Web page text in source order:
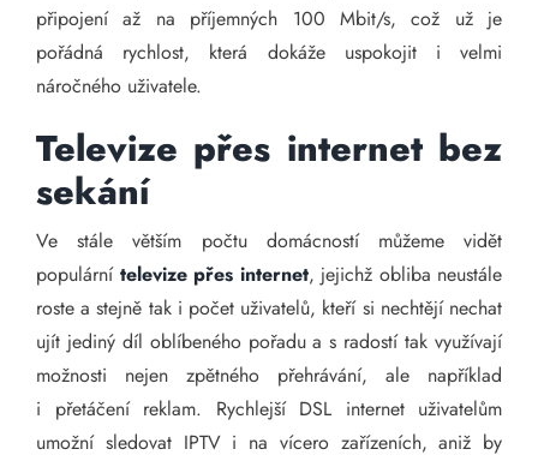
připojení až na příjemných 100 Mbit/s, což už je
pořádná rychlost, která dokáže uspokojit i velmi
náročného uživatele.
Televize přes internet bez
sekání
Ve stále větším počtu domácností můžeme vidět
populární televize přes internet, jejichž obliba neustále
roste a stejně tak i počet uživatelů, kteří si nechtějí nechat
ujít jediný díl oblíbeného pořadu a s radostí tak využívají
možnosti nejen zpětného přehrávání, ale například
i přetáčení reklam. Rychlejší DSL internet uživatelům
umožní sledovat IPTV i na vícero zařízeních, aniž by